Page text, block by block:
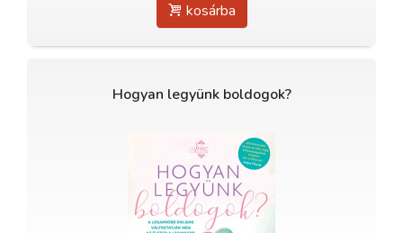
kosárba
Hogyan legyünk boldogok?